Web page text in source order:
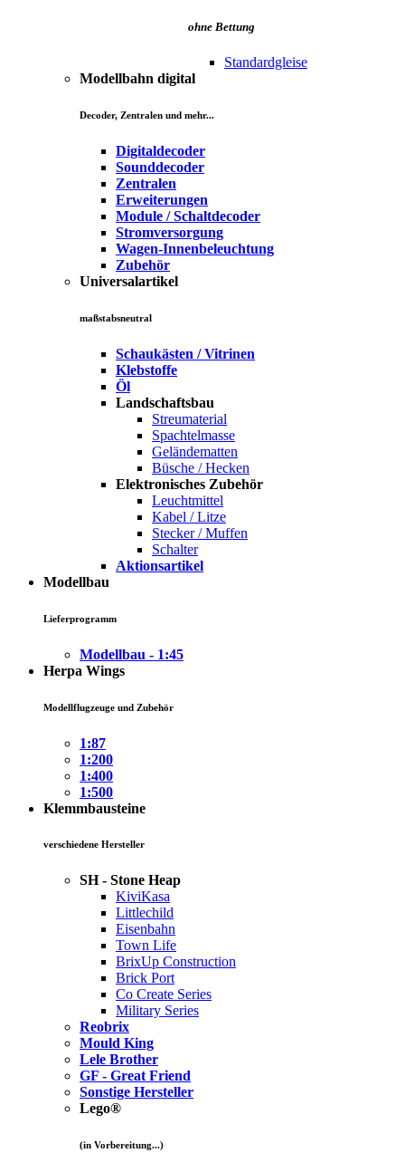
ohne Bettung
Standardgleise
Modellbahn digital
Decoder, Zentralen und mehr...
Digitaldecoder
Sounddecoder
Zentralen
Erweiterungen
Module / Schaltdecoder
Stromversorgung
Wagen-Innenbeleuchtung
Zubehör
Universalartikel
maßstabsneutral
Schaukästen / Vitrinen
Klebstoffe
Öl
Landschaftsbau
Streumaterial
Spachtelmasse
Geländematten
Büsche / Hecken
Elektronisches Zubehör
Leuchtmittel
Kabel / Litze
Stecker / Muffen
Schalter
Aktionsartikel
Modellbau
Lieferprogramm
Modellbau - 1:45
Herpa Wings
Modellflugzeuge und Zubehör
1:87
1:200
1:400
1:500
Klemmbausteine
verschiedene Hersteller
SH - Stone Heap
KiviKasa
Littlechild
Eisenbahn
Town Life
BrixUp Construction
Brick Port
Co Create Series
Military Series
Reobrix
Mould King
Lele Brother
GF - Great Friend
Sonstige Hersteller
Lego®
(in Vorbereitung...)